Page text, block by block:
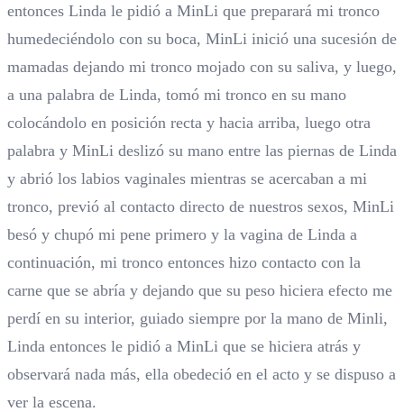
entonces Linda le pidió a MinLi que preparará mi tronco
humedeciéndolo con su boca, MinLi inició una sucesión de
mamadas dejando mi tronco mojado con su saliva, y luego,
a una palabra de Linda, tomó mi tronco en su mano
colocándolo en posición recta y hacia arriba, luego otra
palabra y MinLi deslizó su mano entre las piernas de Linda
y abrió los labios vaginales mientras se acercaban a mi
tronco, previó al contacto directo de nuestros sexos, MinLi
besó y chupó mi pene primero y la vagina de Linda a
continuación, mi tronco entonces hizo contacto con la
carne que se abría y dejando que su peso hiciera efecto me
perdí en su interior, guiado siempre por la mano de Minli,
Linda entonces le pidió a MinLi que se hiciera atrás y
observará nada más, ella obedeció en el acto y se dispuso a
ver la escena.